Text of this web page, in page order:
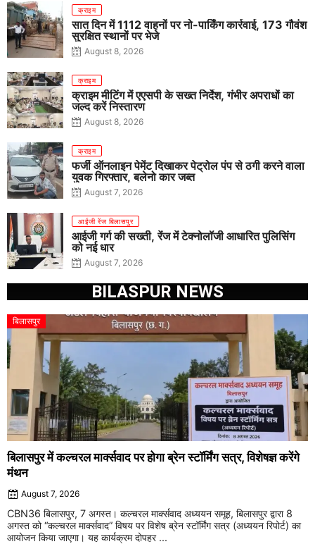
क्राइम
सात दिन में 1112 वाहनों पर नो-पार्किंग कार्रवाई, 173 गौवंश
सुरक्षित स्थानों पर भेजे
August 8, 2026
क्राइम
क्राइम मीटिंग में एएसपी के सख्त निर्देश, गंभीर अपराधों का
जल्द करें निस्तारण
August 8, 2026
क्राइम
फर्जी ऑनलाइन पेमेंट दिखाकर पेट्रोल पंप से ठगी करने वाला
युवक गिरफ्तार, बलेनो कार जब्त
August 7, 2026
आईजी रेंज बिलासपुर
आईजी गर्ग की सख्ती, रेंज में टेक्नोलॉजी आधारित पुलिसिंग
को नई धार
August 7, 2026
BILASPUR NEWS
बिलासपुर
बिलासपुर में कल्चरल मार्क्सवाद पर होगा ब्रेन स्टॉर्मिंग सत्र, विशेषज्ञ करेंगे
मंथन
August 7, 2026
CBN36 बिलासपुर, 7 अगस्त। कल्चरल मार्क्सवाद अध्ययन समूह, बिलासपुर द्वारा 8
अगस्त को “कल्चरल मार्क्सवाद” विषय पर विशेष ब्रेन स्टॉर्मिंग सत्र (अध्ययन रिपोर्ट) का
आयोजन किया जाएगा। यह कार्यक्रम दोपहर ...